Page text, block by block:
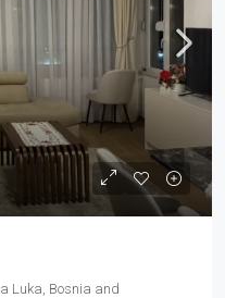
Luka, Bosnia and